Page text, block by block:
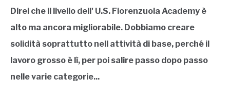
Direi che il livello dell' U.S. Fiorenzuola Academy è
alto ma ancora migliorabile. Dobbiamo creare
solidità soprattutto nell attività di base, perché il
lavoro grosso è lì, per poi salire passo dopo passo
nelle varie categorie...